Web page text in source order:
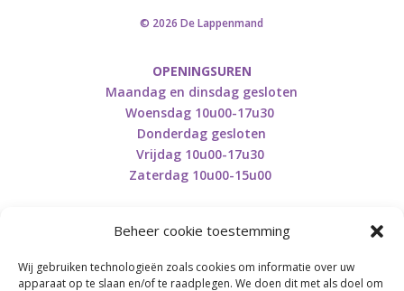
Beheer cookie toestemming
Wij gebruiken technologieën zoals cookies om informatie over uw
apparaat op te slaan en/of te raadplegen. We doen dit met als doel om
© 2026 De Lappenmand
OPENINGSUREN
Maandag en dinsdag gesloten
Woensdag 10u00-17u30
Donderdag gesloten
Vrijdag 10u00-17u30
Zaterdag 10u00-15u00
Retourneren en herroepen